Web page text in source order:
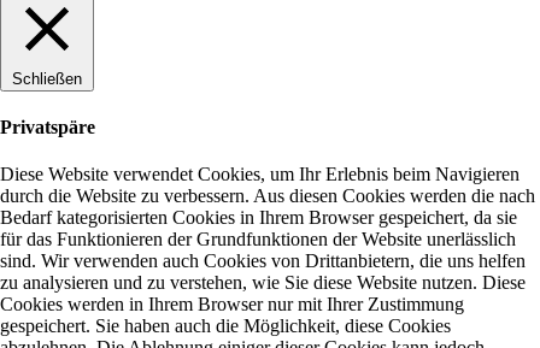
Schließen
Privatspäre
Diese Website verwendet Cookies, um Ihr Erlebnis beim Navigieren
durch die Website zu verbessern. Aus diesen Cookies werden die nach
Bedarf kategorisierten Cookies in Ihrem Browser gespeichert, da sie
für das Funktionieren der Grundfunktionen der Website unerlässlich
sind. Wir verwenden auch Cookies von Drittanbietern, die uns helfen
zu analysieren und zu verstehen, wie Sie diese Website nutzen. Diese
Cookies werden in Ihrem Browser nur mit Ihrer Zustimmung
gespeichert. Sie haben auch die Möglichkeit, diese Cookies